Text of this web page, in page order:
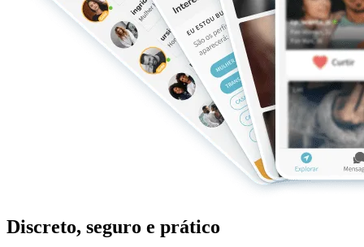
Discreto, seguro e prático